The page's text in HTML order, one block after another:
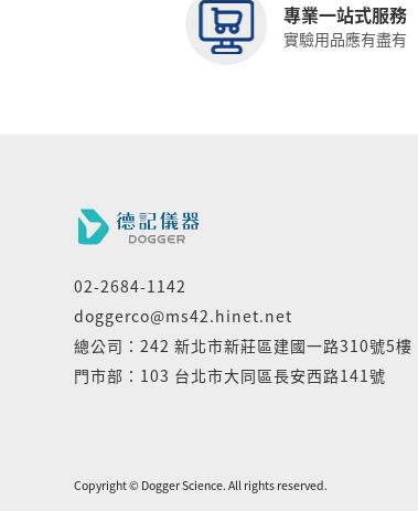
專業一站式服務
實驗用品應有盡有
02-2684-1142
doggerco@ms42.hinet.net
總公司：242 新北市新莊區建國一路310號5樓
門市部：103 台北市大同區長安西路141號
Copyright © Dogger Science. All rights reserved.